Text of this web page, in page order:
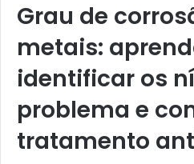
Grau de
metais:
identificar os
problema e
tratamento